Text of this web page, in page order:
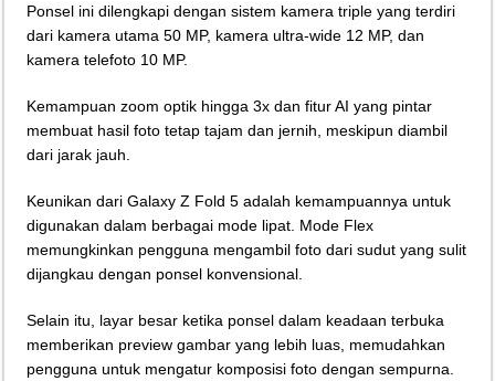
Ponsel ini dilengkapi dengan sistem kamera triple yang terdiri
dari kamera utama 50 MP, kamera ultra-wide 12 MP, dan
kamera telefoto 10 MP.
Kemampuan zoom optik hingga 3x dan fitur AI yang pintar
membuat hasil foto tetap tajam dan jernih, meskipun diambil
dari jarak jauh.
Keunikan dari Galaxy Z Fold 5 adalah kemampuannya untuk
digunakan dalam berbagai mode lipat. Mode Flex
memungkinkan pengguna mengambil foto dari sudut yang sulit
dijangkau dengan ponsel konvensional.
Selain itu, layar besar ketika ponsel dalam keadaan terbuka
memberikan preview gambar yang lebih luas, memudahkan
pengguna untuk mengatur komposisi foto dengan sempurna.